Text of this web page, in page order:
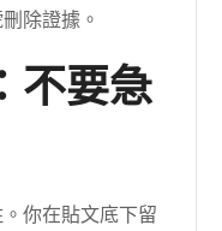
除證據。
不要急
你在貼文底下留